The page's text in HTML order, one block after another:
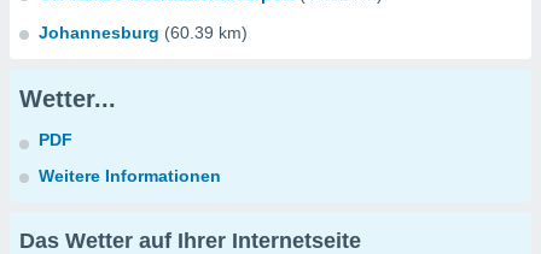
Johannesburg (60.39 km)
Wetter...
PDF
Weitere Informationen
Das Wetter auf Ihrer Internetseite